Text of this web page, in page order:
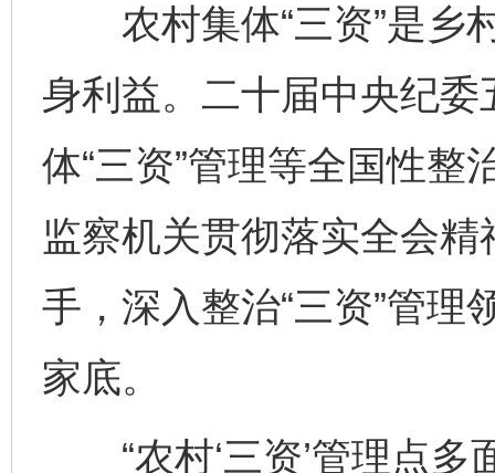
农村集体“三资”是乡
身利益。二十届中央纪
体“三资”管理等全国性整
监察机关贯彻落实全会精
手，深入整治“三资”管理
家底。
“农村‘三资’管理点多